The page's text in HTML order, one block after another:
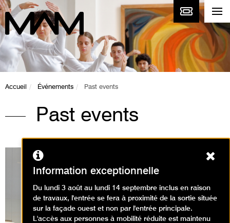
Accueil Événements Past events
Past events
Expositions en cours
Information exceptionnelle
Du lundi 3 août au lundi 14 septembre inclus en raison
de travaux, l'entrée se fera à proximité de la sortie située
sur la façade ouest et non par l'entrée principale.
L'accès aux personnes à mobilité réduite est maintenu